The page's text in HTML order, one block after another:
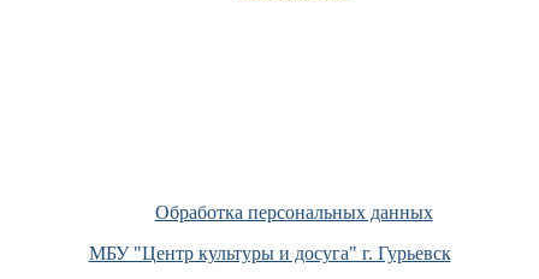
Обработка персональных данных
МБУ "Центр культуры и досуга" г. Гурьевск